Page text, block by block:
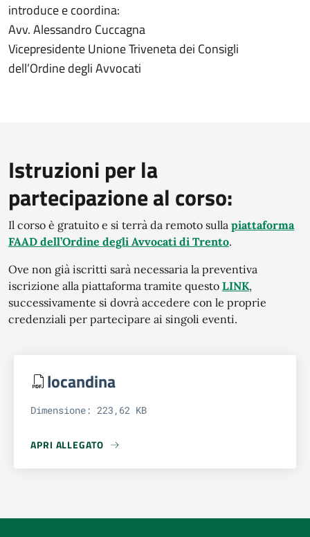
introduce e coordina:
Avv. Alessandro Cuccagna
Vicepresidente Unione Triveneta dei Consigli
dell’Ordine degli Avvocati
Istruzioni per la
partecipazione al corso:
Il corso è gratuito e si terrà da remoto sulla piattaforma
FAAD dell’Ordine degli Avvocati di Trento.
Ove non già iscritti sarà necessaria la preventiva
iscrizione alla piattaforma tramite questo LINK,
successivamente si dovrà accedere con le proprie
credenziali per partecipare ai singoli eventi.
locandina
Dimensione: 223,62 KB
APRI ALLEGATO
APRI ALLEGATO LOCANDINA